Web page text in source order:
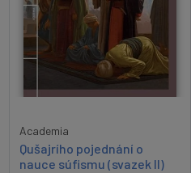
Academia
Qušajrího pojednání o
nauce súfismu (svazek II)